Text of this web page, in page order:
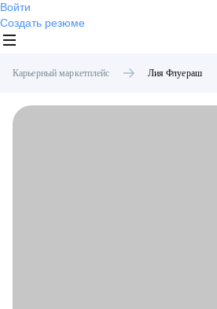
Войти
Создать резюме
Карьерный маркетплейс Лия Флуераш